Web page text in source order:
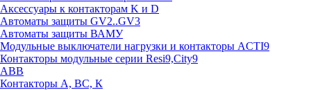
Аксессуары к контакторам K и D
Автоматы защиты GV2..GV3
Автоматы защиты ВАМУ
Модульные выключатели нагрузки и контакторы ACTI9
Контакторы модульные серии Resi9,City9
ABB
Контакторы А, ВС, К